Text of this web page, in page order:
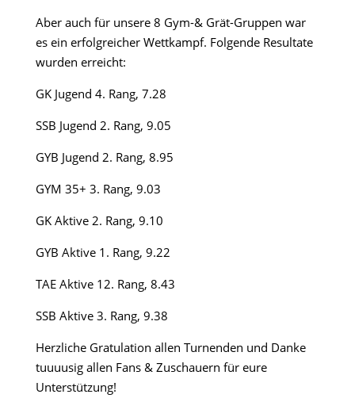
Aber auch für unsere 8 Gym-& Grät-Gruppen war
es ein erfolgreicher Wettkampf. Folgende Resultate
wurden erreicht:
GK Jugend 4. Rang, 7.28
SSB Jugend 2. Rang, 9.05
GYB Jugend 2. Rang, 8.95
GYM 35+ 3. Rang, 9.03
GK Aktive 2. Rang, 9.10
GYB Aktive 1. Rang, 9.22
TAE Aktive 12. Rang, 8.43
SSB Aktive 3. Rang, 9.38
Herzliche Gratulation allen Turnenden und Danke
tuuuusig allen Fans & Zuschauern für eure
Unterstützung!